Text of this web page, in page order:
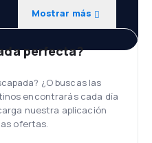
Mostrar más
perfecta?
¿O buscas las
encontrarás cada día
nuestra aplicación
ofertas.